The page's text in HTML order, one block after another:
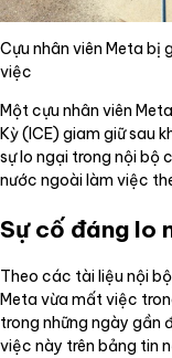
Cựu nhân viên Meta bị
việc
Một cựu nhân viên
Kỳ (ICE) giam giữ sau
sự lo ngại trong nội bộ
nước ngoài làm việc
Sự cố đáng lo
Theo các tài liệu nội
Meta vừa mất việc
trong những ngày gần
việc này trên bảng tin